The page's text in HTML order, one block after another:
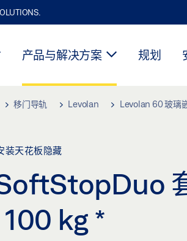
产品与解决方案 规划
移门导轨 Levolan Levolan 60 玻璃
装天花板隐藏
kg *